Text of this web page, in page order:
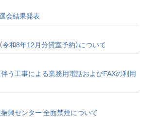
会結果発表
和8年12月分貸室予約）について
伴う工事による業務用電話およびFAXの利用
振興センター 全面禁煙について